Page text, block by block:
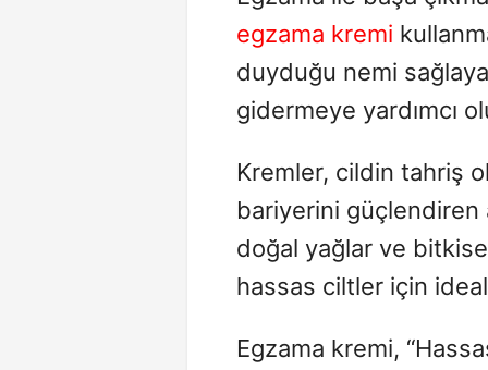
egzama kremi
duyduğu nemi
gidermeye yardımcı
Kremler, cildin tahriş
bariyerini
doğal yağlar ve
hassas ciltler için
Egzama kremi,